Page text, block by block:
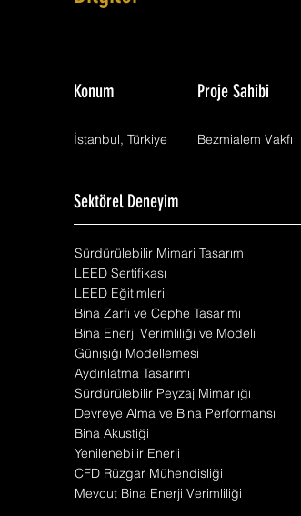
Konum Proje Sahibi
İstanbul, Türkiye Bezmialem Vakfı
Sektörel Deneyim
Sürdürülebilir Mimari Tasarım
LEED Sertifikası
LEED Eğitimleri
Bina Zarfı ve Cephe Tasarımı
Bina Enerji Verimliliği ve Modeli
Günışığı Modellemesi
Aydınlatma Tasarımı
Sürdürülebilir Peyzaj Mimarlığı
Devreye Alma ve Bina Performansı
Bina Akustiği
Yenilenebilir Enerji
CFD Rüzgar Mühendisliği
Mevcut Bina Enerji Verimliliği